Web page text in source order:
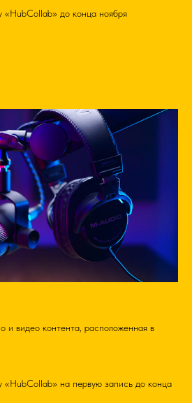
«HubCollab» до конца ноября
и видео контента, расположенная в
«HubCollab» на первую запись до конца